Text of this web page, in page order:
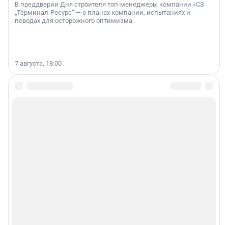
В преддверии Дня строителя топ-менеджеры компании «СЗ
„Терминал-Ресурс“ — о планах компании, испытаниях и
поводах для осторожного оптимизма.
7 августа, 18:00